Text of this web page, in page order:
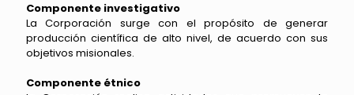
Componente investigativo
La Corporación surge con el propósito de generar
producción científica de alto nivel, de acuerdo con sus
objetivos misionales.
Componente étnico